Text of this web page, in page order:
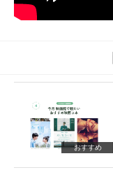
おすすめ